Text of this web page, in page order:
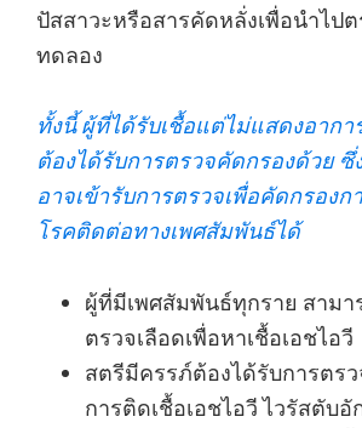
ปัสสาวะหรือสารคัดหลั่งเพื่อนำไป
ทดลอง
ทั้งนี้ ผู้ที่ได้รับเชื้อแต่ไม่แสดงอากา
ต้องได้รับการตรวจคัดกรองด้วย
อาจเข้ารับการตรวจเพื่อคัดกรองก
โรคติดต่อทางเพศสัมพันธ์ได้
ผู้ที่มีเพศสัมพันธ์ทุกราย สามา
ตรวจเลือดเพื่อหาเชื้อเอชไอวี
สตรีมีครรภ์ต้องได้รับการตร
การติดเชื้อเอชไอวี ไวรัสตับ